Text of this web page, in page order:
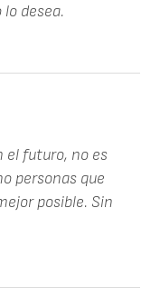
desea.
el futuro, no es
personas que
posible. Sin